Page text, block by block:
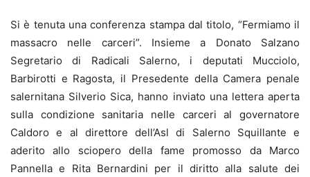
Si è tenuta una conferenza stampa dal titolo, “Fermiamo il
massacro nelle carceri”. Insieme a Donato Salzano
Segretario di Radicali Salerno, i deputati Mucciolo,
Barbirotti e Ragosta, il Presedente della Camera penale
salernitana Silverio Sica, hanno inviato una lettera aperta
sulla condizione sanitaria nelle carceri al governatore
Caldoro e al direttore dell’Asl di Salerno Squillante e
aderito allo sciopero della fame promosso da Marco
Pannella e Rita Bernardini per il diritto alla salute dei